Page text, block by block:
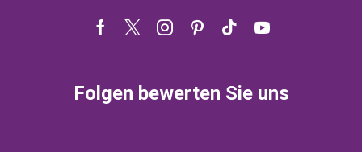
Facebook
TwitterInstagram
Pinterest
Tik- Youtube
Folgen bewerten Sie uns